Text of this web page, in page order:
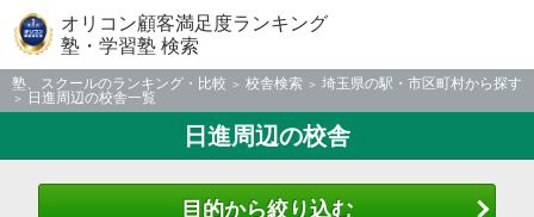
オリコン顧客満足度ランキング
塾・学習塾 検索
塾、スクールのランキング・比較 校舎検索
埼玉県の駅・市区町村から探す
日進周辺の校舎一覧
日進周辺の校舎
目的から絞り込む